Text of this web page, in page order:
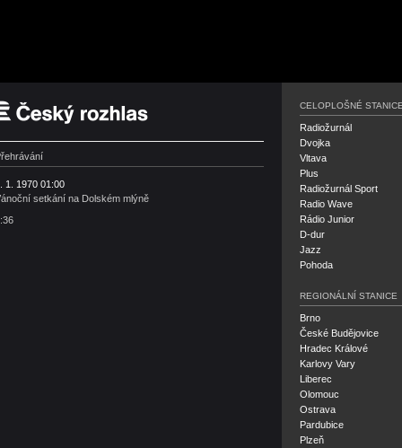
1. 1970 01:00
setkání na Dolském mlýně
CELOPLOŠNÉ
Radiožurnál
Dvojka
Vltava
Plus
Radiožurnál Sport
Radio Wave
Rádio Junior
D-dur
Jazz
Pohoda
REGIONÁLNÍ STANICE
Brno
České Budějovice
Hradec Králové
Karlovy Vary
Liberec
Olomouc
Ostrava
Pardubice
Plzeň